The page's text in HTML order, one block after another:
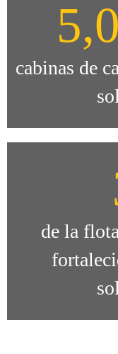
cabinas de
de la